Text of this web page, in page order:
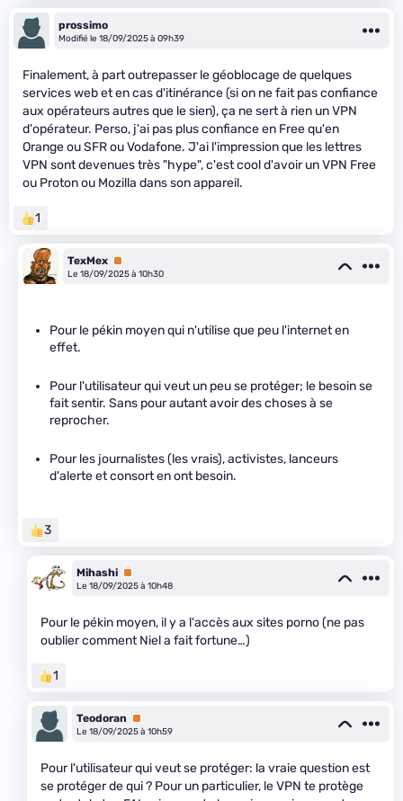
prossimo
Modifié le 18/09/2025 à 09h39
Finalement, à part outrepasser le géoblocage de quelques
services web et en cas d'itinérance (si on ne fait pas confiance
aux opérateurs autres que le sien), ça ne sert à rien un VPN
d'opérateur. Perso, j'ai pas plus confiance en Free qu'en
Orange ou SFR ou Vodafone. J'ai l'impression que les lettres
VPN sont devenues très "hype", c'est cool d'avoir un VPN Free
ou Proton ou Mozilla dans son appareil.
1
TexMex Premium
Le 18/09/2025 à 10h30
Pour le pékin moyen qui n'utilise que peu l'internet en
effet.
Pour l'utilisateur qui veut un peu se protéger; le besoin se
fait sentir. Sans pour autant avoir des choses à se
reprocher.
Pour les journalistes (les vrais), activistes, lanceurs
d'alerte et consort en ont besoin.
3
Mihashi Premium
Le 18/09/2025 à 10h48
Pour le pékin moyen, il y a l'accès aux sites porno (ne pas
oublier comment Niel a fait fortune…)
1
Teodoran
Premium
Le 18/09/2025 à 10h59
Pour l'utilisateur qui veut se protéger: la vraie question est
se protéger de qui ? Pour un particulier, le VPN te protège